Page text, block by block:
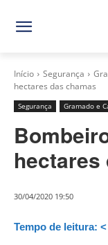
Início Segurança
hectares das chamas
Segurança Gramado e
hectares
30/04/2020 19:50
Tempo de leitura: